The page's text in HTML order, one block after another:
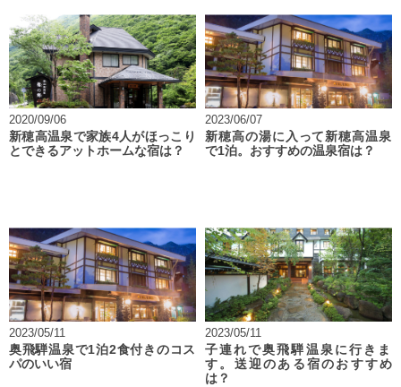
2020/09/06
新穂高温泉で家族4人がほっこり
とできるアットホームな宿は？
2023/06/07
新穂高の湯に入って新穂高温泉
で1泊。おすすめの温泉宿は？
2023/05/11
奥飛騨温泉で1泊2食付きのコス
パのいい宿
2023/05/11
子連れで奥飛騨温泉に行きま
す。送迎のある宿のおすすめ
は？